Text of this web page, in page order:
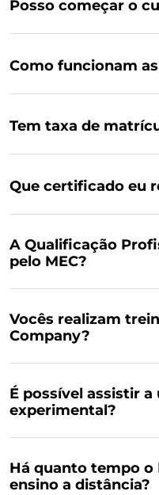
Posso começar o
Como funcionam
Tem taxa de
Que certificado eu
A Qualificação
pelo MEC?
Vocês realizam
Company?
É possível assistir a
experimental?
Há quanto tempo o
ensino a distância?